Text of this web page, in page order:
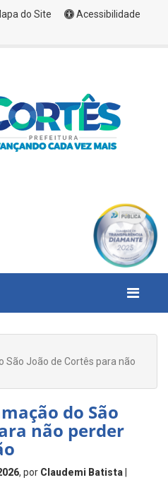
do Site
Acessibilidade
São João de Cortês para não
do São
não perder
, por Claudemi Batista